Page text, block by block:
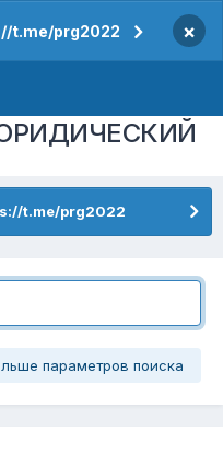
t.me/prg2022 ×
t.me/prg2022
параметров поиска